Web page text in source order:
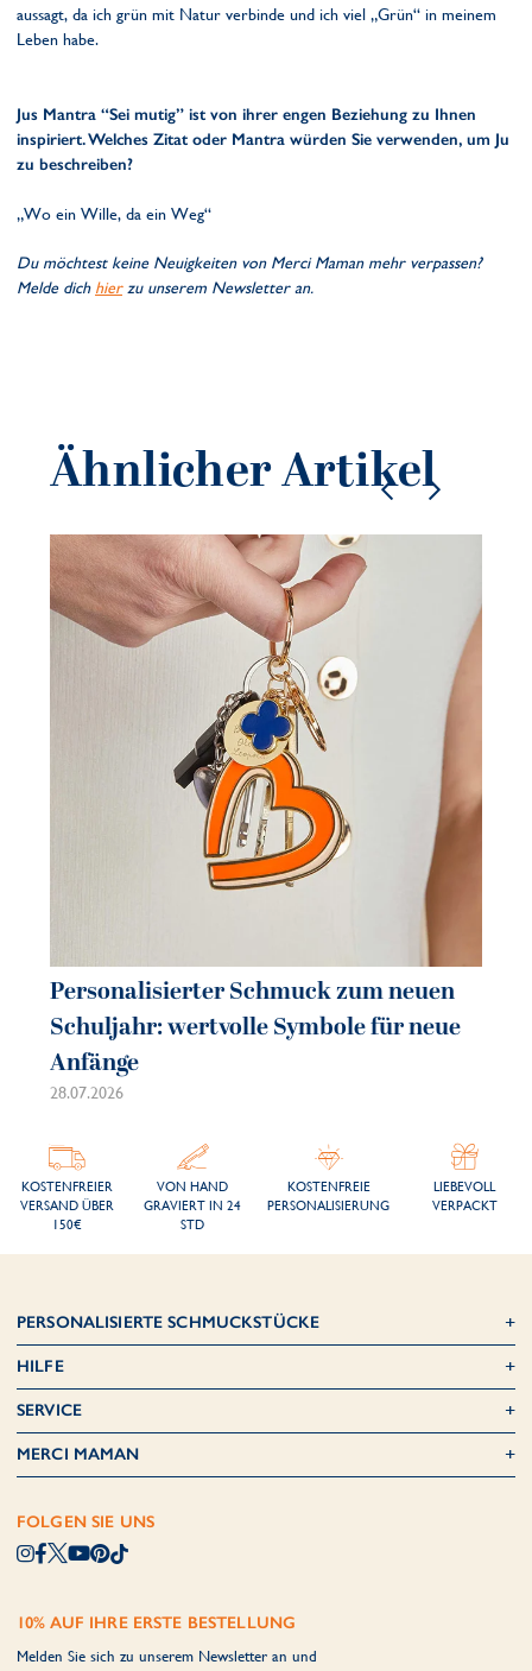
aussagt, da ich grün mit Natur verbinde und ich viel „Grün“ in meinem
Leben habe.
Jus Mantra “Sei mutig” ist von ihrer engen Beziehung zu Ihnen
inspiriert. Welches Zitat oder Mantra würden Sie verwenden, um Ju
zu beschreiben?
„Wo ein Wille, da ein Weg“
Du möchtest keine Neuigkeiten von Merci Maman mehr verpassen?
Melde dich hierzu unserem Newsletter an.
Ähnlicher Artikel
Personalisierter Schmuck zum neuen
Schuljahr: wertvolle Symbole für neue
Anfänge
28.07.2026
KOSTENFREIER
VERSAND ÜBER
150€
VON HAND
GRAVIERT IN 24
STD
KOSTENFREIE
PERSONALISIERUNG
LIEBEVOLL
VERPACKT
PERSONALISIERTE SCHMUCKSTÜCKE
HILFE
SERVICE
MERCI MAMAN
FOLGEN SIE UNS
10% AUF IHRE ERSTE BESTELLUNG
Melden Sie sich zu unserem Newsletter an und